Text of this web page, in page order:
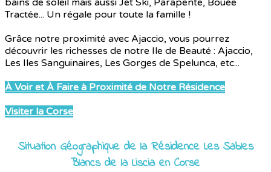
bains de soleil mais aussi Jet Ski, Parapente, Bouée
Tractée... Un régale pour toute la famille !
Grâce notre proximité avec Ajaccio, vous pourrez
découvrir les richesses de notre Ile de Beauté : Ajaccio,
Les Iles Sanguinaires, Les Gorges de Spelunca, etc...
À Voir et À Faire à Proximité de Notre Résidence
Visiter la Corse
Situation Géographique de la Résidence Les Sables
Blancs de la Liscia en Corse